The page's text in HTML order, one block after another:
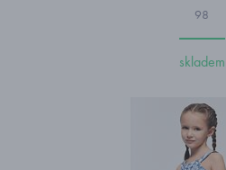
98
skladem